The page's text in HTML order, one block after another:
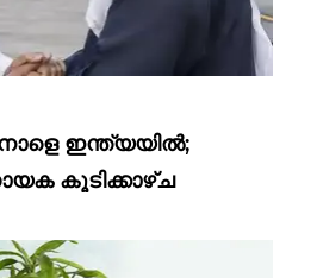
ഇന്ത്യയിൽ;
കൂടിക്കാഴ്ച